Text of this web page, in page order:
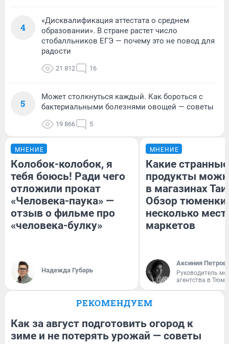
4
«Дисквалификация аттестата о среднем
образовании». В стране растет число
стобалльников ЕГЭ — почему это не повод для
радости
21 812 16
5
Может столкнуться каждый. Как бороться с
бактериальными болезнями овощей — советы
19 866 5
МНЕНИЕ
Колобок-колобок, я
тебя боюсь! Ради чего
отложили прокат
«Человека-паука» —
отзыв о фильме про
«человека-булку»
Надежда Губарь
МНЕНИЕ
Какие странные
продукты
в магазинах
Обзор тюменки
несколько
маркетов
Аксиния
Руководитель
агентства в
РЕКОМЕНДУЕМ
Как за август подготовить огород к
зиме и не потерять урожай — советы